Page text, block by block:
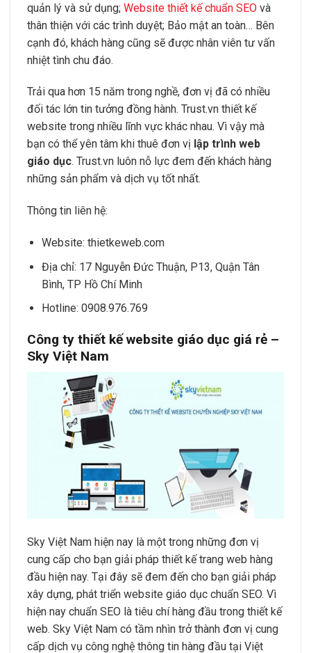
quản lý và sử dụng; Website thiết kế chuẩn SEO và
thân thiện với các trình duyệt; Bảo mật an toàn… Bên
cạnh đó, khách hàng cũng sẽ được nhân viên tư vấn
nhiệt tình chu đáo.
Trải qua hơn 15 năm trong nghề, đơn vị đã có nhiều
đối tác lớn tin tưởng đồng hành. Trust.vn thiết kế
website trong nhiều lĩnh vực khác nhau. Vì vậy mà
bạn có thể yên tâm khi thuê đơn vị lập trình web
giáo dục. Trust.vn luôn nỗ lực đem đến khách hàng
những sản phẩm và dịch vụ tốt nhất.
Thông tin liên hệ:
Website: thietkeweb.com
Địa chỉ: 17 Nguyễn Đức Thuận, P13, Quận Tân
Bình, TP Hồ Chí Minh
Hotline: 0908.976.769
Công ty thiết kế website giáo dục giá rẻ –
Sky Việt Nam
Sky Việt Nam hiện nay là một trong những đơn vị
cung cấp cho bạn giải pháp thiết kế trang web hàng
đầu hiện nay. Tại đây sẽ đem đến cho bạn giải pháp
xây dựng, phát triển website giáo dục chuẩn SEO. Vì
hiện nay chuẩn SEO là tiêu chí hàng đầu trong thiết kế
web. Sky Việt Nam có tầm nhìn trở thành đơn vị cung
cấp dịch vụ công nghệ thông tin hàng đầu tại Việt